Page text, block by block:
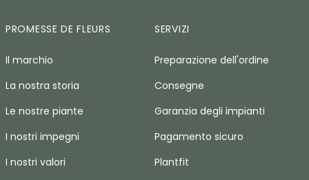
PROMESSE DE FLEURS
Il marchio
La nostra storia
Le nostre piante
I nostri impegni
I nostri valori
SERVIZI
Preparazione dell'ordine
Consegne
Garanzia degli impianti
Pagamento sicuro
Plantfit